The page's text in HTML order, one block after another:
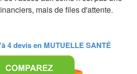
mais de files d'attente.
4 devis en MUTUELLE SANTÉ